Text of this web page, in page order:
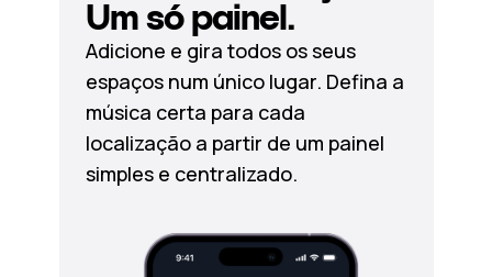
Um só painel.
Adicione e gira todos os seus
espaços num único lugar. Defina a
música certa para cada
localização a partir de um painel
simples e centralizado.